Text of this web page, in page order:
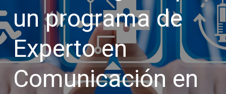
un programa de
Experto en
Comunicación en